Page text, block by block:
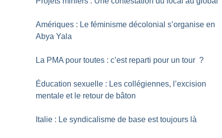
Amériques : Le féminisme décolonial s’organise en
Abya Yala
La PMA pour toutes : c’est reparti pour un tour ?
Éducation sexuelle : Les collégiennes, l’excision
mentale et le retour de bâton
Italie : Le syndicalisme de base est toujours là